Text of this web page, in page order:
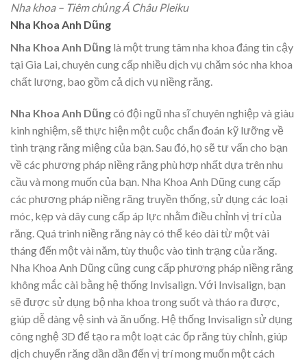
Nha khoa – Tiêm chủng Á Châu Pleiku
Nha Khoa Anh Dũng
Nha Khoa Anh Dũng là một trung tâm nha khoa đáng tin cậy
tại Gia Lai, chuyên cung cấp nhiều dịch vụ chăm sóc nha khoa
chất lượng, bao gồm cả dịch vụ niềng răng.
Nha Khoa Anh Dũngcó đội ngũ nha sĩ chuyên nghiệp và giàu
kinh nghiệm, sẽ thực hiện một cuộc chẩn đoán kỹ lưỡng về
tình trạng răng miệng của bạn. Sau đó, họ sẽ tư vấn cho bạn
về các phương pháp niềng răng phù hợp nhất dựa trên nhu
cầu và mong muốn của bạn. Nha Khoa Anh Dũng cung cấp
các phương pháp niềng răng truyền thống, sử dụng các loại
móc, kẹp và dây cung cấp áp lực nhằm điều chỉnh vị trí của
răng. Quá trình niềng răng này có thể kéo dài từ một vài
tháng đến một vài năm, tùy thuộc vào tình trạng của răng.
Nha Khoa Anh Dũng cũng cung cấp phương pháp niềng răng
không mắc cài bằng hệ thống Invisalign. Với Invisalign, bạn
sẽ được sử dụng bộ nha khoa trong suốt và tháo ra được,
giúp dễ dàng vệ sinh và ăn uống. Hệ thống Invisalign sử dụng
công nghệ 3D để tạo ra một loạt các ốp răng tùy chỉnh, giúp
dịch chuyển răng dần dần đến vị trí mong muốn một cách